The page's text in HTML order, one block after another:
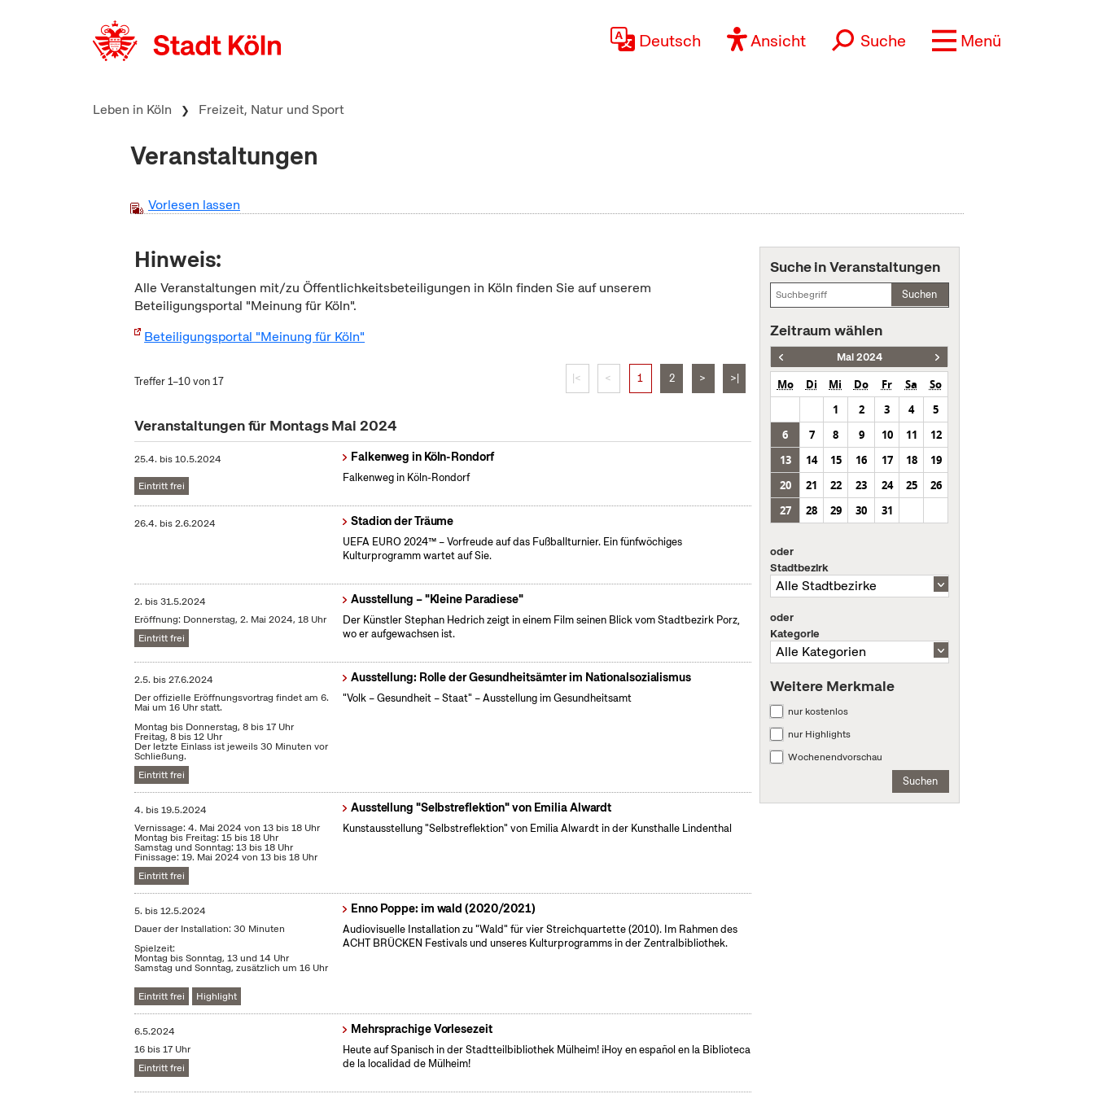
Deutsch Ansicht Suche Menü
Leben in Köln Freizeit, Natur und Sport
Veranstaltungen
Vorlesen lassen
Hinweis:
Alle Veranstaltungen mit/zu Öffentlichkeitsbeteiligungen in Köln finden Sie auf unserem
Beteiligungsportal "Meinung für Köln".
Beteiligungsportal "Meinung für Köln"
Treffer 1–10 von 17 |< < 1 2 > >|
Veranstaltungen für Montags Mai 2024
25.4. bis10.5.2024
Eintritt frei
Falkenweg in Köln-Rondorf
Falkenweg in Köln-Rondorf
26.4. bis2.6.2024 Stadion der Träume
UEFA EURO 2024™ – Vorfreude auf das Fußballturnier. Ein fünfwöchiges
Kulturprogramm wartet auf Sie.
2. bis31.5.2024
Eröffnung: Donnerstag, 2. Mai 2024, 18 Uhr
Eintritt frei
Ausstellung – "Kleine Paradiese"
Der Künstler Stephan Hedrich zeigt in einem Film seinen Blick vom Stadtbezirk Porz,
wo er aufgewachsen ist.
2.5. bis27.6.2024
Der offizielle Eröffnungsvortrag findet am 6.
Mai um 16 Uhr statt.
Montag bis Donnerstag, 8 bis 17 Uhr
Freitag, 8 bis 12 Uhr
Der letzte Einlass ist jeweils 30 Minuten vor
Schließung.
Eintritt frei
Ausstellung: Rolle der Gesundheitsämter im Nationalsozialismus
"Volk – Gesundheit – Staat" – Ausstellung im Gesundheitsamt
4. bis19.5.2024
Vernissage: 4. Mai 2024 von 13 bis 18 Uhr
Montag bis Freitag: 15 bis 18 Uhr
Samstag und Sonntag: 13 bis 18 Uhr
Finissage: 19. Mai 2024 von 13 bis 18 Uhr
Eintritt frei
Ausstellung "Selbstreflektion" von Emilia Alwardt
Kunstausstellung "Selbstreflektion" von Emilia Alwardt in der Kunsthalle Lindenthal
5. bis12.5.2024
Dauer der Installation: 30 Minuten
Spielzeit:
Montag bis Sonntag, 13 und 14 Uhr
Samstag und Sonntag, zusätzlich um 16 Uhr
Eintritt frei Highlight
Enno Poppe: im wald (2020/2021)
Audiovisuelle Installation zu "Wald" für vier Streichquartette (2010). Im Rahmen des
ACHT BRÜCKEN Festivals und unseres Kulturprogramms in der Zentralbibliothek.
6.5.2024
16 bis 17 Uhr
Eintritt frei
Mehrsprachige Vorlesezeit
Heute auf Spanisch in der Stadtteilbibliothek Mülheim! ¡Hoy en español en la Biblioteca
de la localidad de Mülheim!
Suche in Veranstaltungen
Suchen
Zeitraum wählen
Mai 2024
Mo Di Mi Do Fr Sa
So
1
2 3 4
5
6
7 8 9 10 11
12
13
14 15 16 17 18
19
20
21 22 23 24 25
26
27
28 29 30 31
oder
Stadtbezirk
oder
Kategorie
Weitere Merkmale
nur kostenlos
nur Highlights
Wochenendvorschau
Suchen